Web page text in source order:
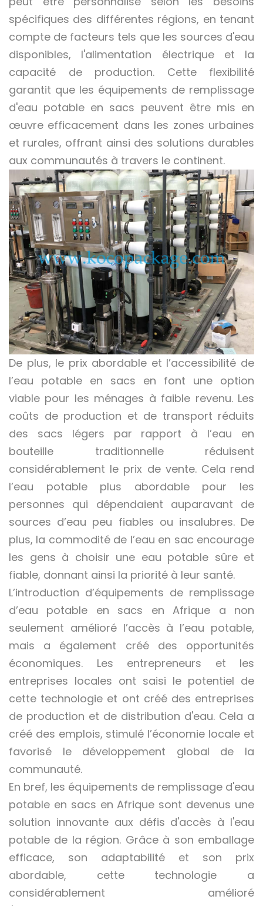
spécifiques des différentes régions, en tenant
compte de facteurs tels que les sources d'eau
disponibles, l'alimentation électrique et la
capacité de production. Cette flexibilité
garantit que les équipements de remplissage
d'eau potable en sacs peuvent être mis en
œuvre efficacement dans les zones urbaines
et rurales, offrant ainsi des solutions durables
aux communautés à travers le continent.
De plus, le prix abordable et l’accessibilité de
l’eau potable en sacs en font une option
viable pour les ménages à faible revenu. Les
coûts de production et de transport réduits
des sacs légers par rapport à l’eau en
bouteille traditionnelle réduisent
considérablement le prix de vente. Cela rend
l’eau potable plus abordable pour les
personnes qui dépendaient auparavant de
sources d’eau peu fiables ou insalubres. De
plus, la commodité de l’eau en sac encourage
les gens à choisir une eau potable sûre et
fiable, donnant ainsi la priorité à leur santé.
L’introduction d’équipements de remplissage
d’eau potable en sacs en Afrique a non
seulement amélioré l’accès à l’eau potable,
mais a également créé des opportunités
économiques. Les entrepreneurs et les
entreprises locales ont saisi le potentiel de
cette technologie et ont créé des entreprises
de production et de distribution d'eau. Cela a
créé des emplois, stimulé l’économie locale et
favorisé le développement global de la
communauté.
En bref, les équipements de remplissage d'eau
potable en sacs en Afrique sont devenus une
solution innovante aux défis d'accès à l'eau
potable de la région. Grâce à son emballage
efficace, son adaptabilité et son prix
abordable, cette technologie a
considérablement amélioré